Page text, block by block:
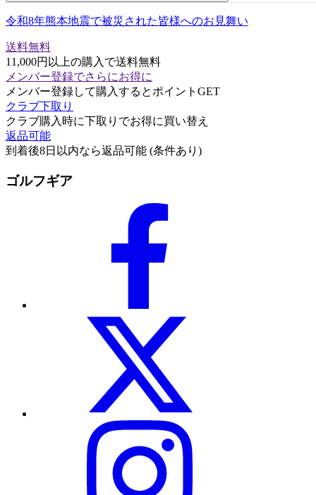
令和8年熊本地震で被災された皆様へのお見舞い
送料無料
11,000円以上の購入で送料無料
メンバー登録でさらにお得に
メンバー登録して購入するとポイントGET
クラブ下取り
クラブ購入時に下取りでお得に買い替え
返品可能
到着後8日以内なら返品可能 (条件あり)
ゴルフギア